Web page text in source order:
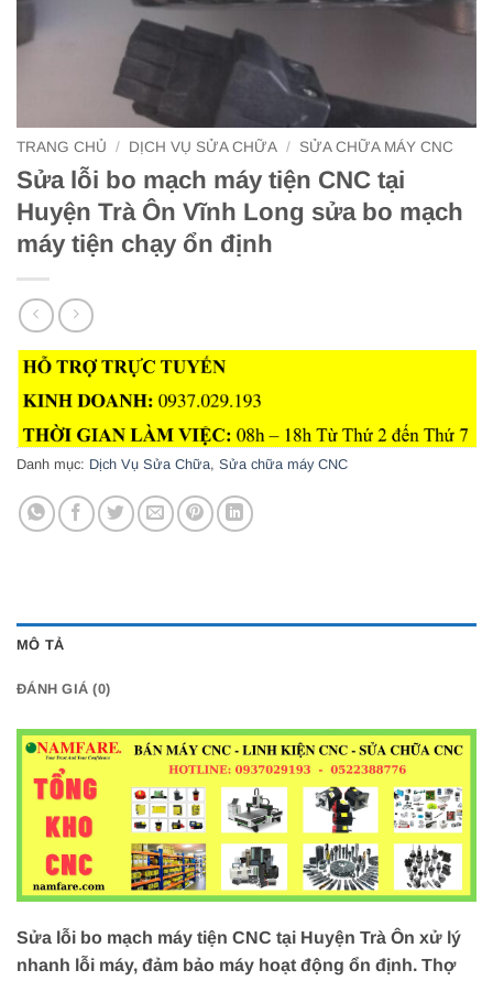
TRANG CHỦ / DỊCH VỤ SỬA CHỮA / SỬA CHỮA MÁY CNC
Sửa lỗi bo mạch máy tiện CNC tại
Huyện Trà Ôn Vĩnh Long sửa bo mạch
máy tiện chạy ổn định
Danh mục: Dịch Vụ Sửa Chữa, Sửa chữa máy CNC
MÔ TẢ
ĐÁNH GIÁ (0)
Sửa lỗi bo mạch máy tiện CNC tại Huyện Trà Ôn xử lý
nhanh lỗi máy, đảm bảo máy hoạt động ổn định. Thợ